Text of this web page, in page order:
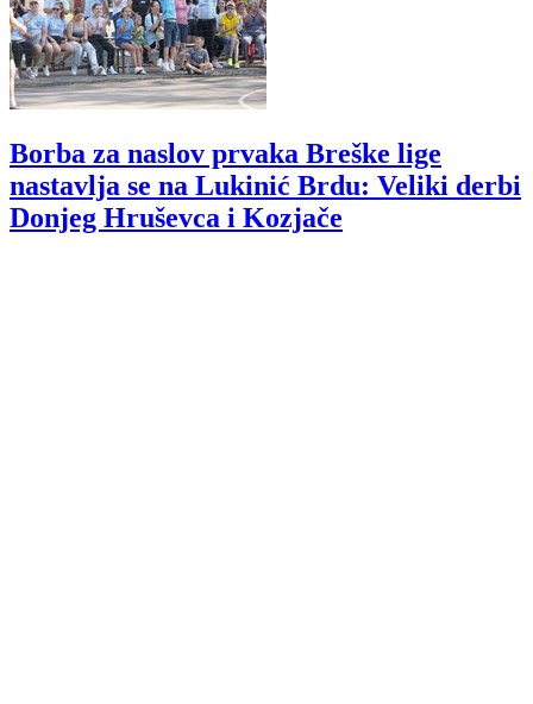
Borba za naslov prvaka Breške lige
nastavlja se na Lukinić Brdu: Veliki derbi
Donjeg Hruševca i Kozjače